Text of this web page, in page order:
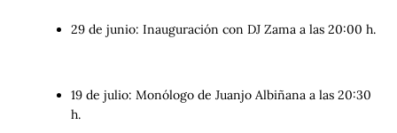
29 de junio: Inauguración con DJ Zama a las 20:00 h.
19 de julio: Monólogo de Juanjo Albiñana a las 20:30
h.